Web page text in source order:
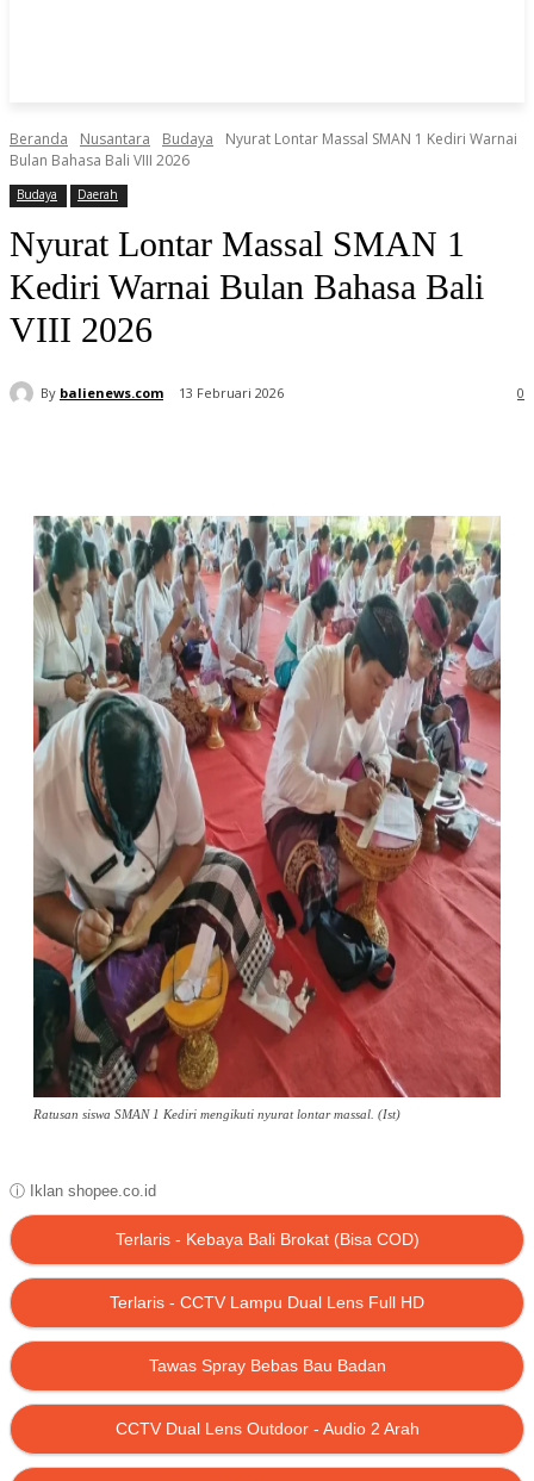
Beranda Nusantara Budaya
Nyurat Lontar Massal SMAN 1 Kediri Warnai
Bulan Bahasa Bali VIII 2026
Budaya Daerah
Nyurat Lontar Massal SMAN 1
Kediri Warnai Bulan Bahasa Bali
VIII 2026
By balienews.com 13 Februari 2026 0
Ratusan siswa SMAN 1 Kediri mengikuti nyurat lontar massal. (Ist)
ⓘ Iklan shopee.co.id
Terlaris - Kebaya Bali Brokat (Bisa COD)
Terlaris - CCTV Lampu Dual Lens Full HD
Tawas Spray Bebas Bau Badan
CCTV Dual Lens Outdoor - Audio 2 Arah